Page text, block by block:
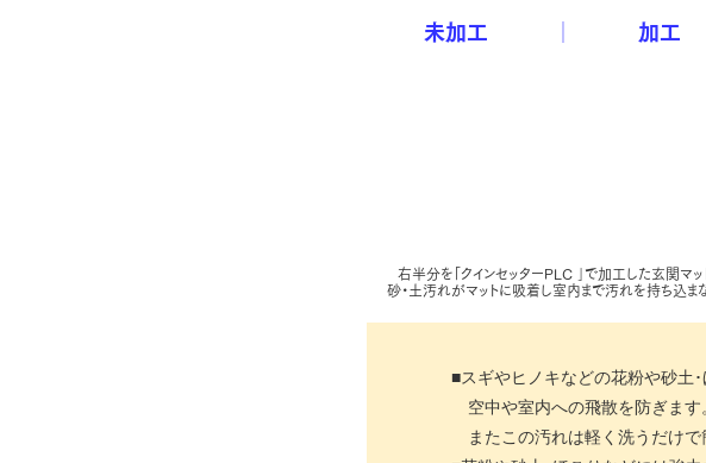
右半分を「クインセッターPLC ｣で加工した玄関マッ
砂・土汚れがマットに吸着し室内まで汚れを持ち込まな
未加工 │ 加工
■スギやヒノキなどの花粉や砂土
空中や室内への飛散を防ぎます
またこの汚れは軽く洗うだけで